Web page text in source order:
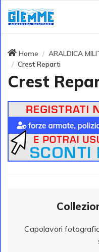
Home ARALDICA
Crest Reparti
Crest
Capolavori